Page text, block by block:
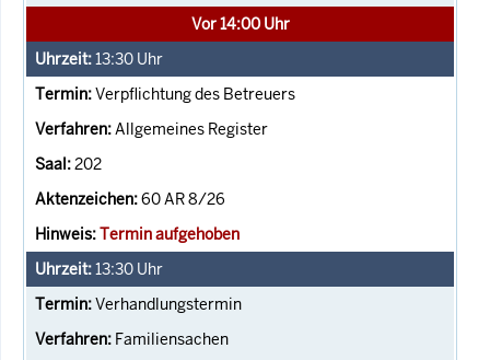
Vor 14:00 Uhr
13:30 Uhr
Verpflichtung des Betreuers
Allgemeines Register
202
60 AR 8/26
Termin aufgehoben
13:30 Uhr
Verhandlungstermin
Familiensachen